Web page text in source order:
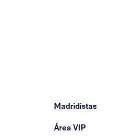
Madridistas
Área VIP